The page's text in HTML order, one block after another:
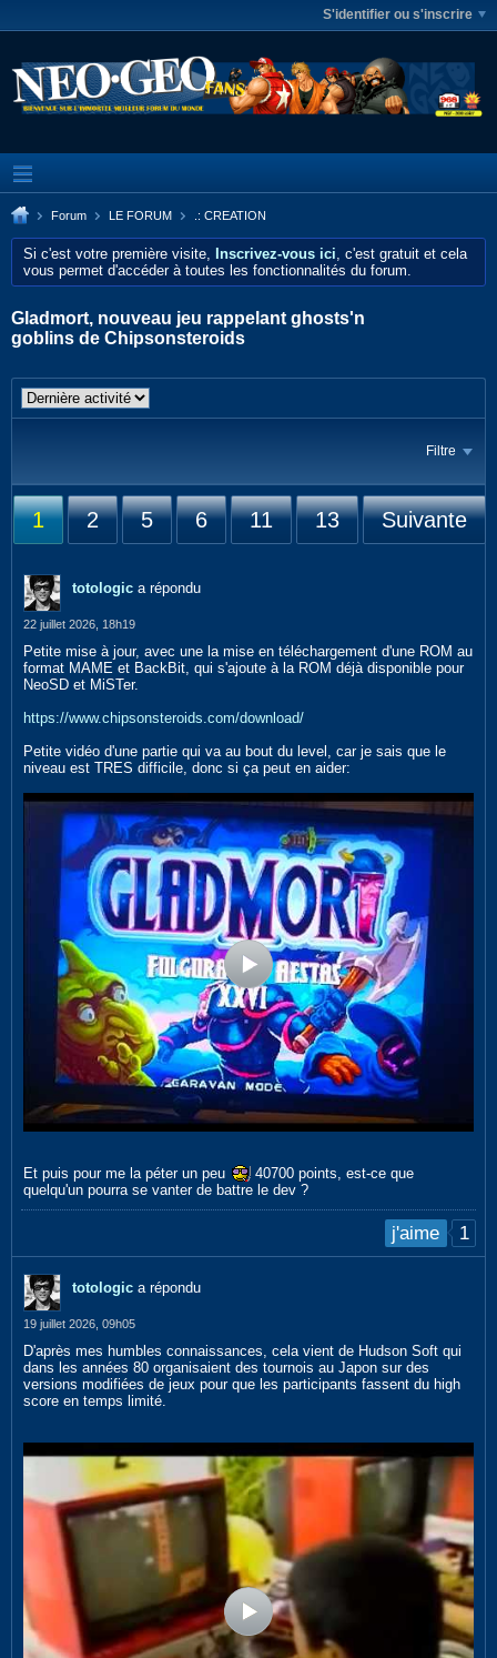
S'identifier ou s'inscrire
Forum LE FORUM .: CREATION
Si c'est votre première visite, Inscrivez-vous ici, c'est gratuit et cela
vous permet d'accéder à toutes les fonctionnalités du forum.
Gladmort, nouveau jeu rappelant ghosts'n
goblins de Chipsonsteroids
Filtre
1 2 5 6 11 13 Suivante
totologic a répondu
22 juillet 2026, 18h19
Petite mise à jour, avec une la mise en téléchargement d'une ROM au
format MAME et BackBit, qui s'ajoute à la ROM déjà disponible pour
NeoSD et MiSTer.
https://www.chipsonsteroids.com/download/
Petite vidéo d'une partie qui va au bout du level, car je sais que le
niveau est TRES difficile, donc si ça peut en aider:
Et puis pour me la péter un peu
40700 points, est-ce que
quelqu'un pourra se vanter de battre le dev ?
j'aime 1
totologic a répondu
19 juillet 2026, 09h05
D'après mes humbles connaissances, cela vient de Hudson Soft qui
dans les années 80 organisaient des tournois au Japon sur des
versions modifiées de jeux pour que les participants fassent du high
score en temps limité.